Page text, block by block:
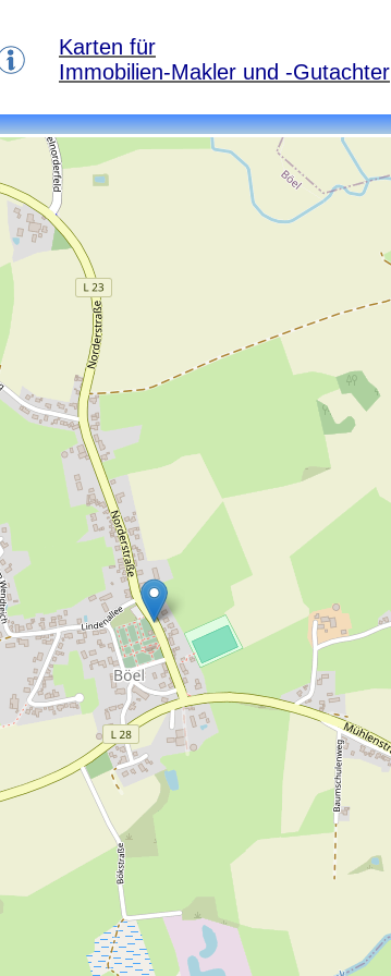
Schleswig-
Flensburg
Bundesland:
Schleswig-
Holstein
Fläche:
13,66
km²
Einwohner:
Postleitzahl:
Ortsteile:
Billmoor,
Billwatt,
Böel,
Böelschuby,
Böelulegraff,
Böelwesterfeld,
Borrishaag,
Neuböelschuby,
Nieby,
Norderfeld,
Rabenholzlück,
Karten für
Immobilien-Makler und -Gutachter